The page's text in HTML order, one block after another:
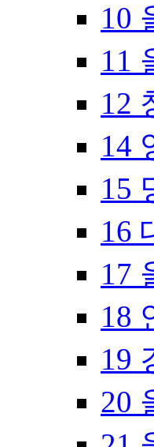
10
11
12
14
15
16
17
18
19
20